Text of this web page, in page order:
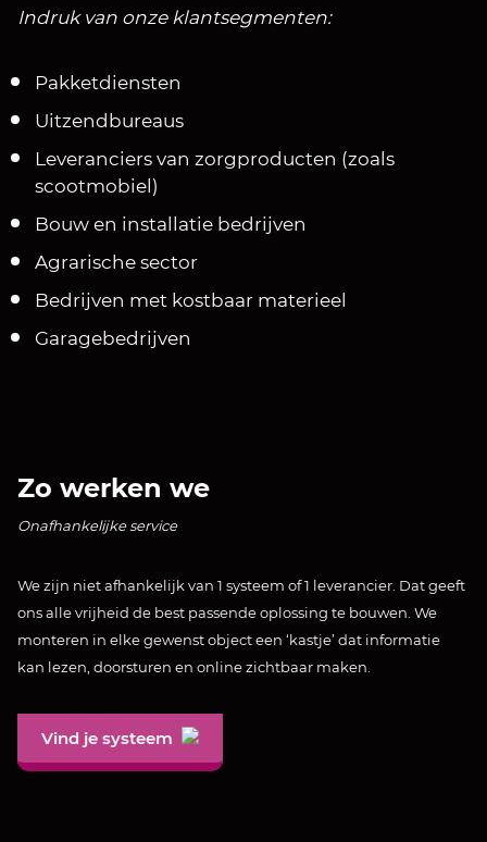
Indruk van onze klantsegmenten:
Pakketdiensten
Uitzendbureaus
Leveranciers van zorgproducten (zoals
scootmobiel)
Bouw en installatie bedrijven
Agrarische sector
Bedrijven met kostbaar materieel
Garagebedrijven
Zo werken we
Onafhankelijke service
We zijn niet afhankelijk van 1 systeem of 1 leverancier. Dat geeft
ons alle vrijheid de best passende oplossing te bouwen. We
monteren in elke gewenst object een ‘kastje’ dat informatie
kan lezen, doorsturen en online zichtbaar maken.
Vind je systeem